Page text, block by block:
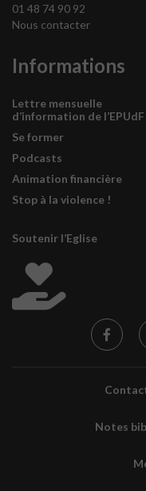
01 48 74 90 92
Nous contacter
Informations
Lettre mensuelle
d’information de l’EPUdF
Se former
Podcasts
Animation financière
Stop à la violence !
Soutenir l’Eglise
Notes